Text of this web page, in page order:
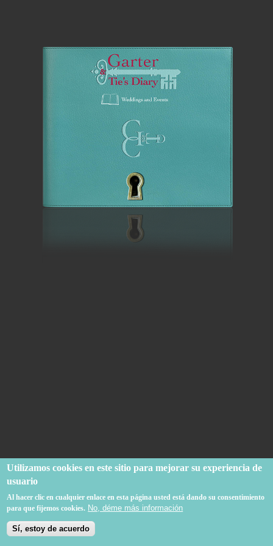
Utilizamos cookies en este sitio para mejorar su experiencia de
usuario
Al hacer clic en cualquier enlace en esta página usted está dando su consentimiento
para que fijemos cookies. No, déme más información
Sí, estoy de acuerdo